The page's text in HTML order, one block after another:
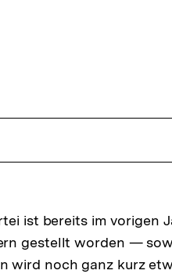
ist bereits im vorigen
gestellt worden —
wird noch ganz kurz